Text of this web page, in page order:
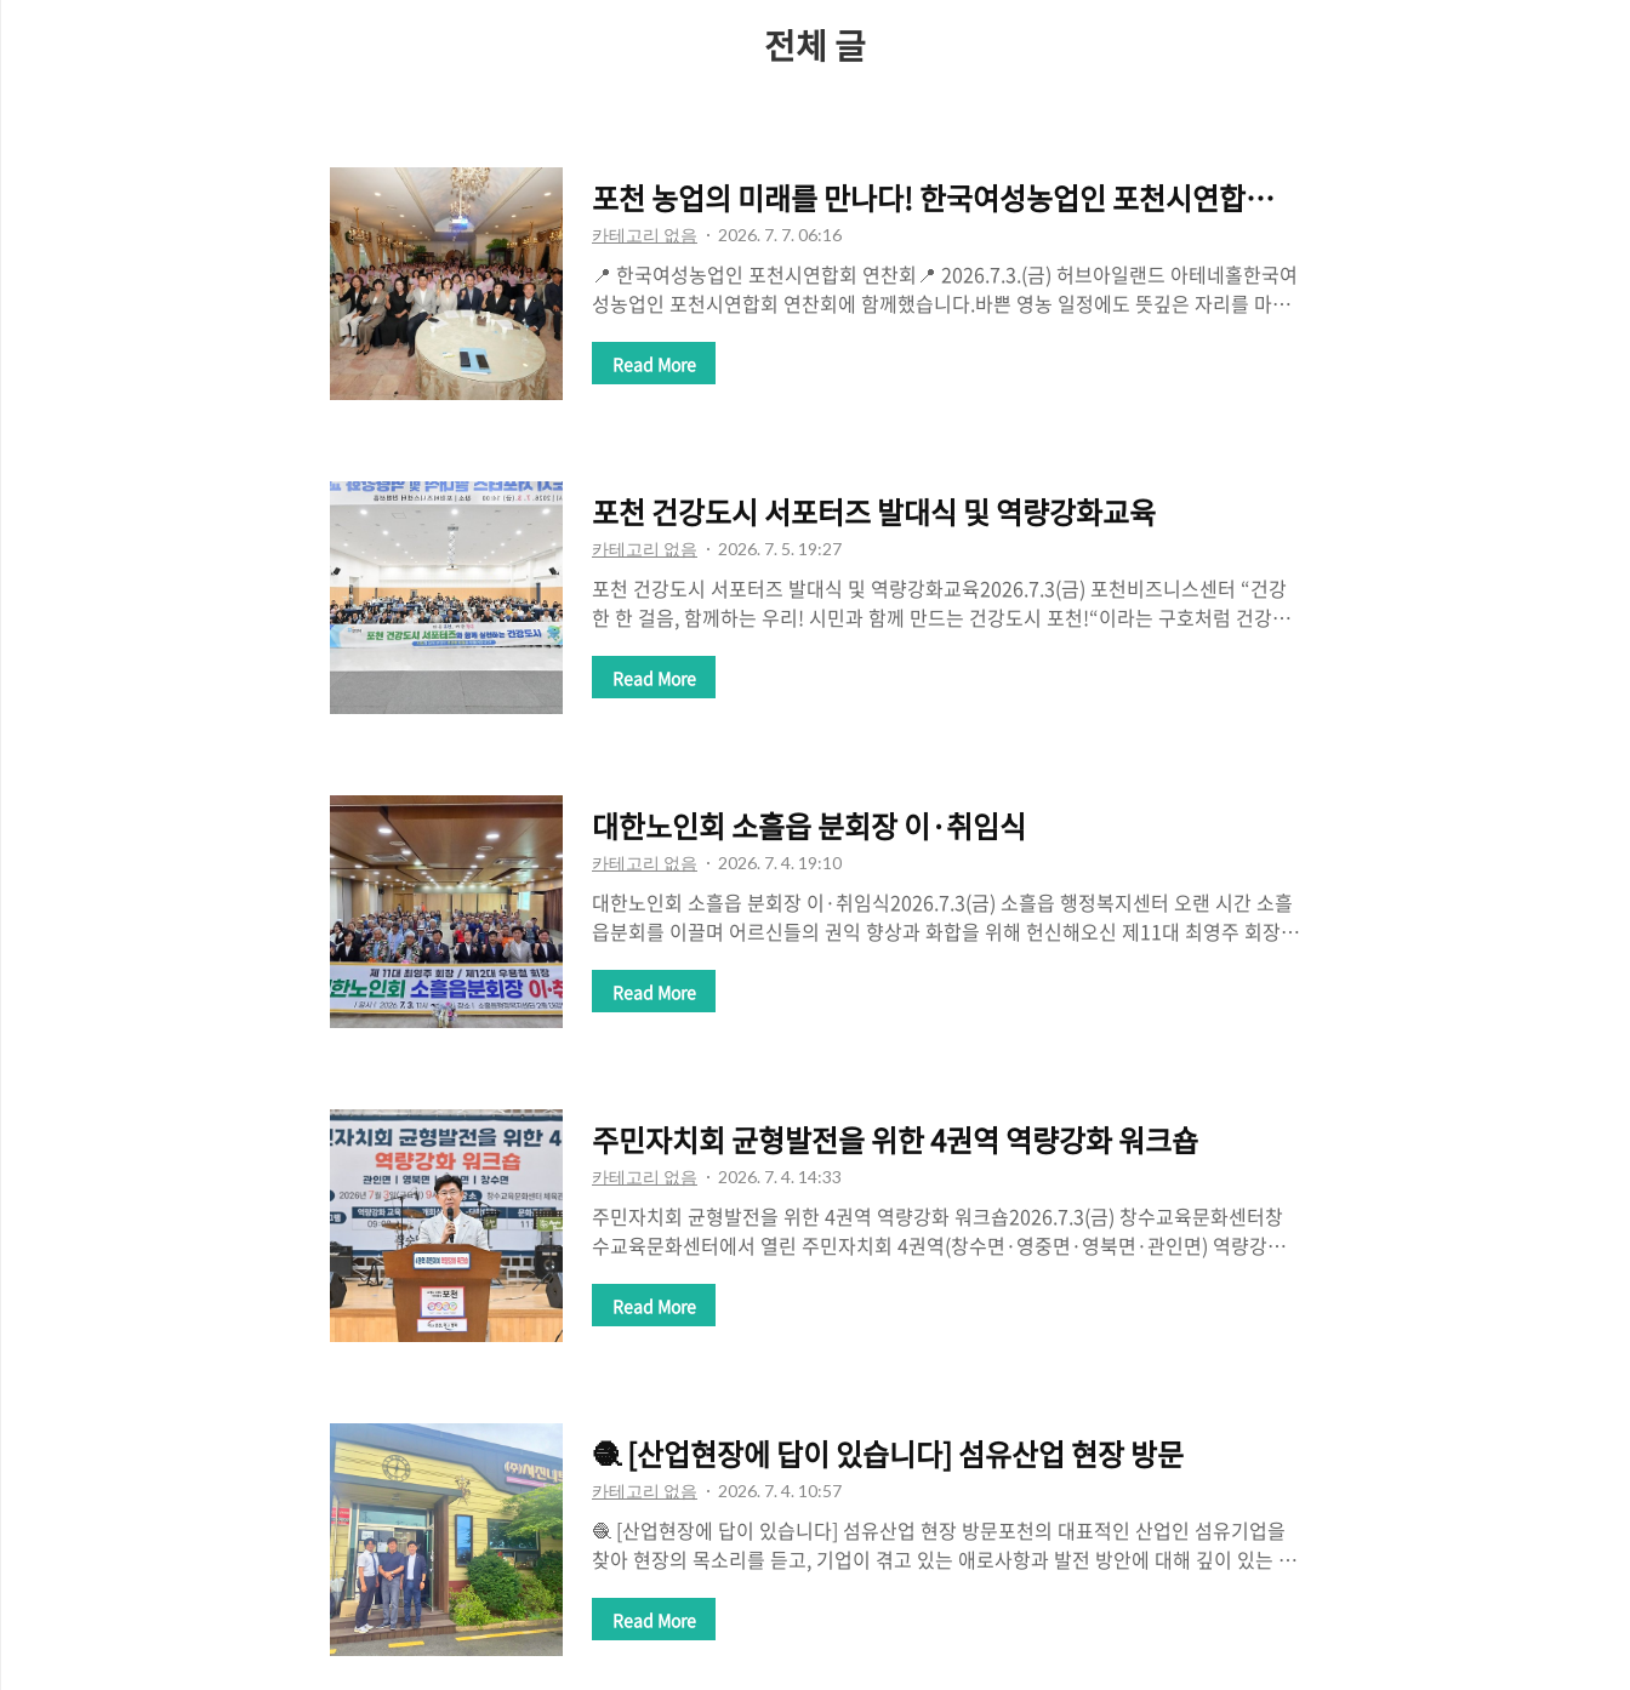
간
전체 글
포천 농업의 미래를 만나다! 한국여성농업인 포천시연합회 연찬회
카테고리 없음 2026. 7. 7. 06:16
📍 한국여성농업인 포천시연합회 연찬회📍 2026.7.3.(금) 허브아일랜드 아테네홀한국여
성농업인 포천시연합회 연찬회에 함께했습니다.바쁜 영농 일정에도 뜻깊은 자리를 마련
업인은 농업의 든든한 주역이자 가정과 지역사회를 함께 지켜가는 소중한 버팀목입니다.
변화하는 농업환경 속에서도 끊임없이 배우고 도전하며 포천 농업의 경쟁력을 높여주시
흘리는 농업인 여러분이 계시기에 가능합니..
Read More
포천 건강도시 서포터즈 발대식 및 역량강화교육
카테고리 없음 2026. 7. 5. 19:27
포천 건강도시 서포터즈 발대식 및 역량강화교육2026.7.3(금) 포천비즈니스센터 “건강
한 한 걸음, 함께하는 우리! 시민과 함께 만드는 건강도시 포천!“이라는 구호처럼 건강도
일 때 비로소 만들어진다고 생각합니다.발대식을 통해 첫걸음을 내디딘 건강도시 서포터
즈는 단순한 홍보단이 아니라, 시민의 눈높이에서 건강한 생활문화를 알리고 지역 곳곳의
만들어집니다. 걷기 좋은 길을..
Read More
대한노인회 소흘읍 분회장 이·취임식
카테고리 없음 2026. 7. 4. 19:10
대한노인회 소흘읍 분회장 이·취임식2026.7.3(금) 소흘읍 행정복지센터 오랜 시간 소흘
읍분회를 이끌며 어르신들의 권익 향상과 화합을 위해 헌신해오신 제11대 최영주 회장님
묵묵히 걸어오신 시간은 소흘읍의 소중한 자산이 되었습니다. 그동안의 노고에 깊은 존경
과 감사의 마음을 전합니다.새롭게 제12대 분회장으로 취임하신 우용철 회장님께도 진심
다. 지금의 포천은 어르신들께..
Read More
주민자치회 균형발전을 위한 4권역 역량강화 워크숍
카테고리 없음 2026. 7. 4. 14:33
주민자치회 균형발전을 위한 4권역 역량강화 워크숍2026.7.3(금) 창수교육문화센터창
수교육문화센터에서 열린 주민자치회 4권역(창수면·영중면·영북면·관인면) 역량강화
문제를 고민하고 해결해 나가는 과정이라고 생각합니다. 그런 의미에서 오늘 워크숍은 주
민자치위원들의 역량을 키우는 시간을 넘어, 우리 지역의 미래를 함께 그려보는 뜻깊은
다.현장에서 주민자치위원 여러분과 이..
Read More
🧶 [산업현장에 답이 있습니다] 섬유산업 현장 방문
카테고리 없음 2026. 7. 4. 10:57
🧶 [산업현장에 답이 있습니다] 섬유산업 현장 방문포천의 대표적인 산업인 섬유기업을
찾아 현장의 목소리를 듣고, 기업이 겪고 있는 애로사항과 발전 방안에 대해 깊이 있는 이
하루가 다르게 변하는 세계 시장 속에서 끊임없이 경쟁하고 변화에 대응해야 하는 치열한
과정이라는 것을 다시 한번 느꼈습니다. 특히 글로벌 생산과 유통 시스템이 상상을 뛰어
Read More